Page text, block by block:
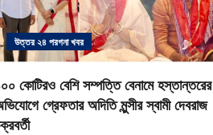
উত্তর ২৪ পরগনা খবর
কোটিরও বেশি সম্পত্তি বেনামে হস্তান্তরের
গ্রেফতার অদিতি মুন্সীর স্বামী দেবরাজ